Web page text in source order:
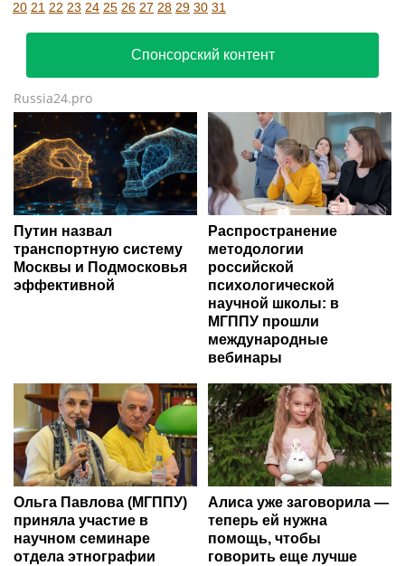
20 21 22 23 24 25 26 27 28 29 30 31
Спонсорский контент
Russia24.pro
Путин назвал
транспортную систему
Москвы и Подмосковья
эффективной
Распространение
методологии
российской
психологической
научной школы: в
МГППУ прошли
международные
вебинары
Ольга Павлова (МГППУ)
приняла участие в
научном семинаре
отдела этнографии
Алиса уже заговорила —
теперь ей нужна
помощь, чтобы
говорить еще лучше